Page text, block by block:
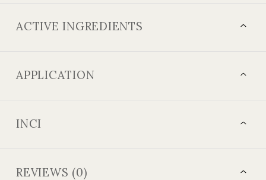
ACTIVE INGREDIENTS
APPLICATION
INCI
REVIEWS (0)